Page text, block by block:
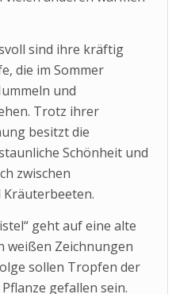
sind ihre kräftig
die im Sommer
und
Trotz ihrer
besitzt die
Schönheit und
zwischen
geht auf eine alte
weißen Zeichnungen
sollen Tropfen der
gefallen sein.